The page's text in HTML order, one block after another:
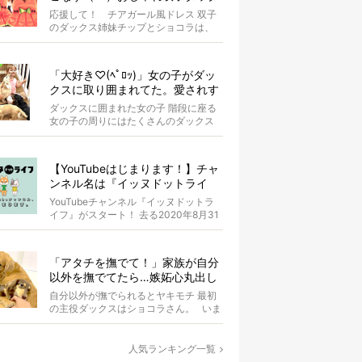
スがもはやアイドル
応援して！ チアガール風ドレス 双子
のダックス姉妹チップとショコラは、
お揃いのスイカドレスを身にまとって
「大好き♡(ﾍﾟﾛｯ)」女の子がダッ
クスに取り囲まれてた。愛されす
ぎな光景が超絶羨ましい！【動
画】
ダックスに囲まれた女の子 階段に座る
女の子の周りにはたくさんのダックス
たちがいます。 女の子はダ...
【YouTubeはじまります！】チャ
ンネル名は『イッヌドットライ
フ』〜愛犬の動画も大募集！〜
YouTubeチャンネル『イッヌドットラ
イフ』がスタート！ 去る2020年8月31
日（月）。 私...
「アタチを撫でて！」家族が自分
以外を撫でてたら…嫉妬心丸出し
になったダックス【動画】
自分以外が撫でられるとヤキモチ 最初
の主役ダックスはショコラさん。 いま
はオーナーさんが同居ゴル...
人気ランキング一覧